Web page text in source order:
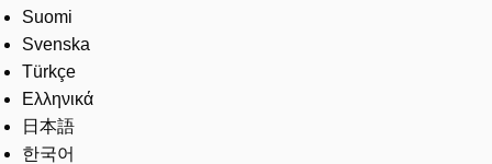
Suomi
Svenska
Türkçe
Ελληνικά
日本語
한국어